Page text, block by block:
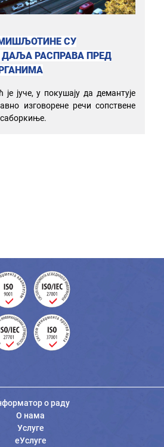
СУ
ДАЉА РАСПРАВА ПРЕД
јуче, у покушају да демантује
изговорене речи сопствене
о раду
О нама
Услуге
еУслуге